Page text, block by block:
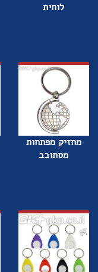
לוחית
מחזיק מפתחות
מסתובב